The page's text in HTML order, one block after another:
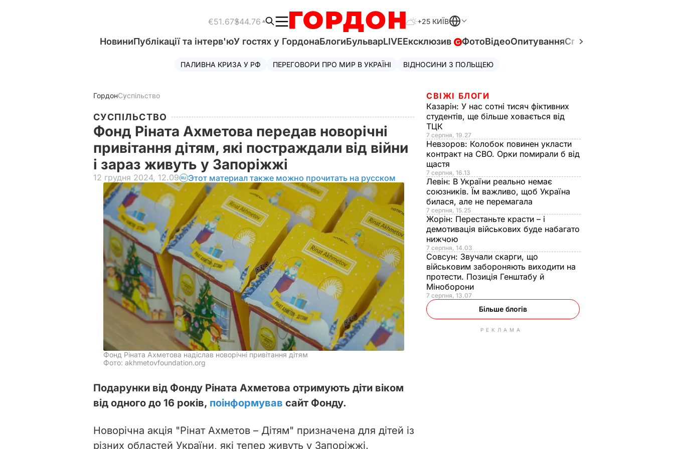
€51.67$44.76 +25 КИЇВ
НовиниПублікації та інтерв'юУ гостях у ГордонаБлогиБульварLIVEЕксклюзив ФотоВідеоОпитуванняСпецпроєкти
ПАЛИВНА КРИЗА У РФ ПЕРЕГОВОРИ ПРО МИР В УКРАЇНІ ВІДНОСИНИ З ПОЛЬЩЕЮ
ГордонСуспільство
СУСПІЛЬСТВО
Фонд Ріната Ахметова передав новорічні
привітання дітям, які постраждали від війни
і зараз живуть у Запоріжжі
12 грудня 2024, 12.09 Этот материал также можно прочитать на русском
Фонд Ріната Ахметова надіслав новорічні привітання дітям
Фото: akhmetovfoundation.org
Подарунки від Фонду Ріната Ахметова отримують діти віком
від одного до 16 років, поінформував сайт Фонду.
Новорічна акція "Рінат Ахметов – Дітям" призначена для дітей із
різних областей України, які тепер живуть у Запоріжжі.
СВІЖІ БЛОГИ
Казарін: У нас сотні тисяч фіктивних
студентів, ще більше ховається від
ТЦК
7 серпня, 19.27
Невзоров: Колобок повинен укласти
контракт на СВО. Орки помирали б від
щастя
7 серпня, 16.13
Левін: В України реально немає
союзників. Їм важливо, щоб Україна
билася, але не перемагала
7 серпня, 15.25
Жорін: Перестаньте красти – і
демотивація військових буде набагато
нижчою
7 серпня, 14.03
Совсун: Звучали скарги, що
військовим забороняють виходити на
протести. Позиція Генштабу й
Міноборони
7 серпня, 13.07
Більше блогів
РЕКЛАМА